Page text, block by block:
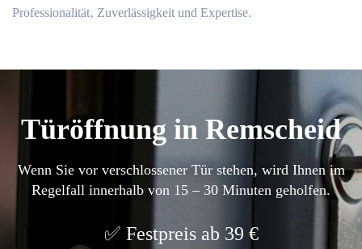
Professionalität‚ Zuverlässigkeit und Expertise.​
Türöffnung in Remscheid
Wenn Sie vor verschlossener Tür stehen, wird Ihnen im
Regelfall innerhalb von 15 – 30 Minuten geholfen.
Festpreis ab 39 €